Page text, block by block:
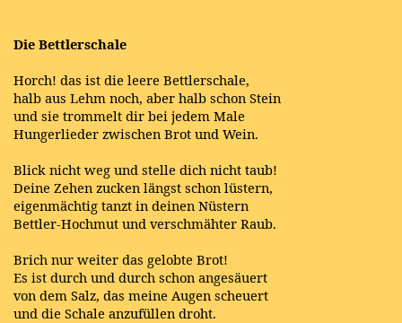
Die Bettlerschale
Horch! das ist die leere Bettlerschale,
halb aus Lehm noch, aber halb schon Stein
und sie trommelt dir bei jedem Male
Hungerlieder zwischen Brot und Wein.
Blick nicht weg und stelle dich nicht taub!
Deine Zehen zucken längst schon lüstern,
eigenmächtig tanzt in deinen Nüstern
Bettler-Hochmut und verschmähter Raub.
Brich nur weiter das gelobte Brot!
Es ist durch und durch schon angesäuert
von dem Salz, das meine Augen scheuert
und die Schale anzufüllen droht.